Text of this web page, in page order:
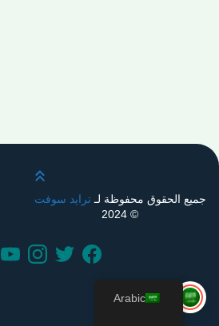
قم
جميع الحقوق محفوظة لـترايد سوفت
© 2024
Arabic